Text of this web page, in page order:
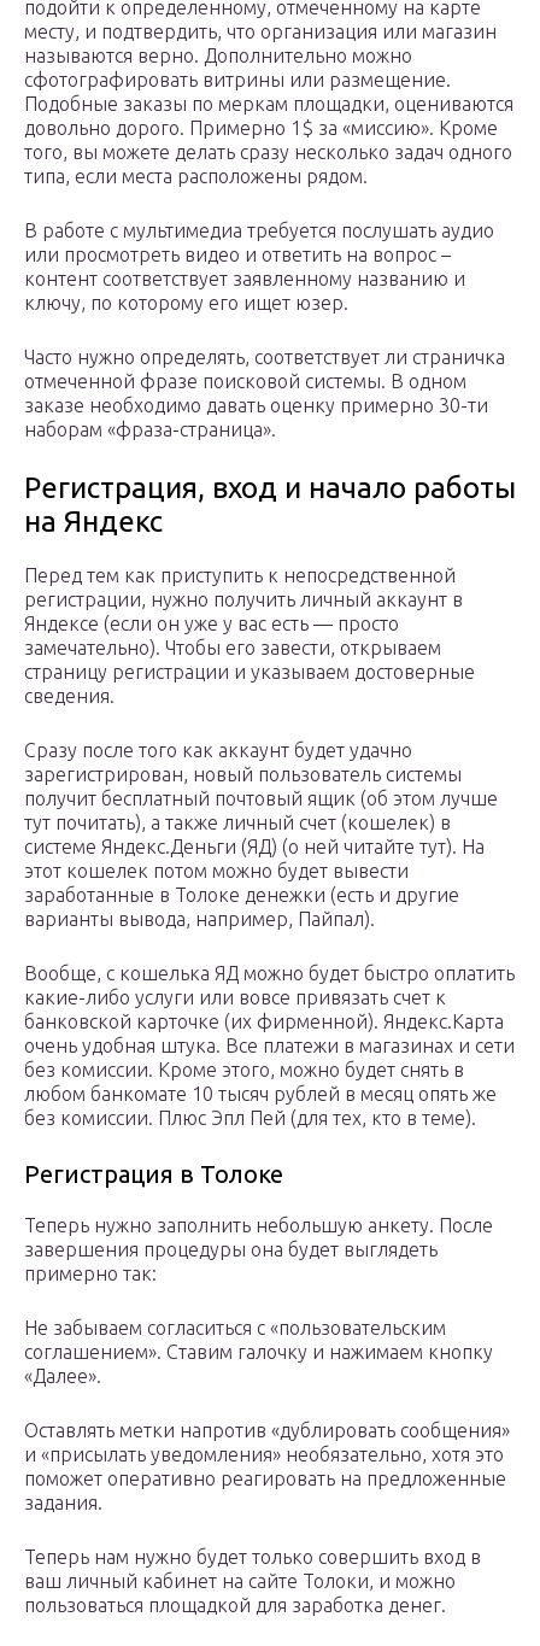
подойти к определенному, отмеченному на карте
месту, и подтвердить, что организация или магазин
называются верно. Дополнительно можно
сфотографировать витрины или размещение.
Подобные заказы по меркам площадки, оцениваются
довольно дорого. Примерно 1$ за «миссию». Кроме
того, вы можете делать сразу несколько задач одного
типа, если места расположены рядом.
В работе с мультимедиа требуется послушать аудио
или просмотреть видео и ответить на вопрос –
контент соответствует заявленному названию и
ключу, по которому его ищет юзер.
Часто нужно определять, соответствует ли страничка
отмеченной фразе поисковой системы. В одном
заказе необходимо давать оценку примерно 30-ти
наборам «фраза-страница».
Регистрация, вход и начало работы
на Яндекс
Перед тем как приступить к непосредственной
регистрации, нужно получить личный аккаунт в
Яндексе (если он уже у вас есть — просто
замечательно). Чтобы его завести, открываем
страницу регистрации и указываем достоверные
сведения.
Сразу после того как аккаунт будет удачно
зарегистрирован, новый пользователь системы
получит бесплатный почтовый ящик (об этом лучше
тут почитать), а также личный счет (кошелек) в
системе Яндекс.Деньги (ЯД) (о ней читайте тут). На
этот кошелек потом можно будет вывести
заработанные в Толоке денежки (есть и другие
варианты вывода, например, Пайпал).
Вообще, с кошелька ЯД можно будет быстро оплатить
какие-либо услуги или вовсе привязать счет к
банковской карточке (их фирменной). Яндекс.Карта
очень удобная штука. Все платежи в магазинах и сети
без комиссии. Кроме этого, можно будет снять в
любом банкомате 10 тысяч рублей в месяц опять же
без комиссии. Плюс Эпл Пей (для тех, кто в теме).
Регистрация в Толоке
Теперь нужно заполнить небольшую анкету. После
завершения процедуры она будет выглядеть
примерно так:
Не забываем согласиться с «пользовательским
соглашением». Ставим галочку и нажимаем кнопку
«Далее».
Оставлять метки напротив «дублировать сообщения»
и «присылать уведомления» необязательно, хотя это
поможет оперативно реагировать на предложенные
задания.
Теперь нам нужно будет только совершить вход в
ваш личный кабинет на сайте Толоки, и можно
пользоваться площадкой для заработка денег.